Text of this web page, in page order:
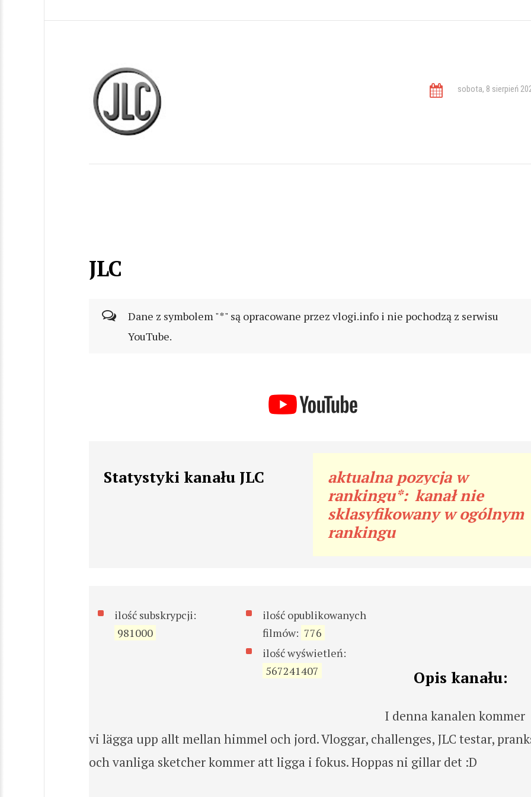
sobota, 8 sierpień
JLC
Dane z symbolem "*" są opracowane przez vlogi.info i nie pochodzą z serwisu
YouTube.
Statystyki kanału JLC
aktualna pozycja w
rankingu*: kanał nie
sklasyfikowany w ogólnym
rankingu
ilość subskrypcji:
981000
ilość opublikowanych
filmów: 776
ilość wyświetleń:
567241407
Opis kanału:
I denna kanalen kommer
vi lägga upp allt mellan himmel och jord. Vloggar, challenges, JLC testar,
och vanliga sketcher kommer att ligga i fokus. Hoppas ni gillar det :D